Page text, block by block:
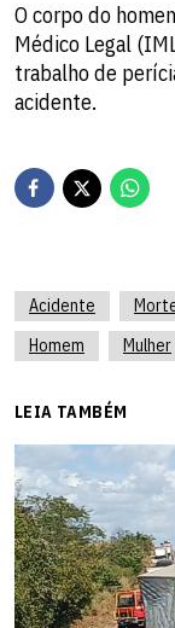
O corpo do
Médico Legal
trabalho de
acidente.
Acidente
Homem
Mulher
LEIA TAMBÉM